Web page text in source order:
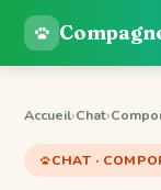
Accueil›Chat›
CHAT ·